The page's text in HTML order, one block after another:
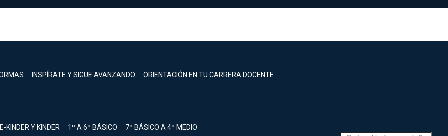
INSPÍRATE Y SIGUE AVANZANDO ORIENTACIÓN EN TU CARRERA DOCENTE
KINDER Y KINDER 1º A 6º BÁSICO 7º BÁSICO A 4º MEDIO